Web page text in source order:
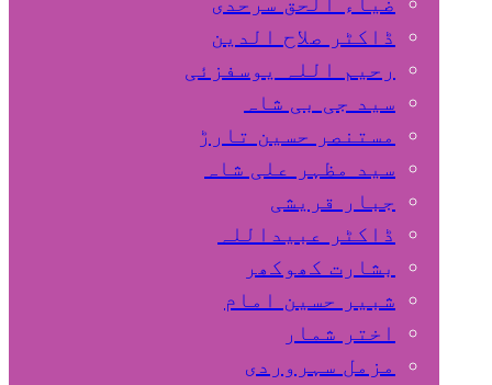
ڈاکٹر صلاح الدین
رحیم اللہ یوسفزئی
سید جی بی شاہ
مستنصر حسین تارڑ
سید مظہر علی شاہ
جبار قریشی
ڈاکٹر عبیداللہ
بشارت کھوکھر
شبیر حسین امام
اختر شمار
مزمل سہروردی